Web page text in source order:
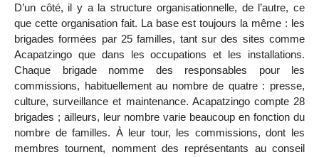
D’un côté, il y a la structure organisationnelle, de l’autre, ce
que cette organisation fait. La base est toujours la même : les
brigades formées par 25 familles, tant sur des sites comme
Acapatzingo que dans les occupations et les installations.
Chaque brigade nomme des responsables pour les
commissions, habituellement au nombre de quatre : presse,
culture, surveillance et maintenance. Acapatzingo compte 28
brigades ; ailleurs, leur nombre varie beaucoup en fonction du
nombre de familles. À leur tour, les commissions, dont les
membres tournent, nomment des représentants au conseil